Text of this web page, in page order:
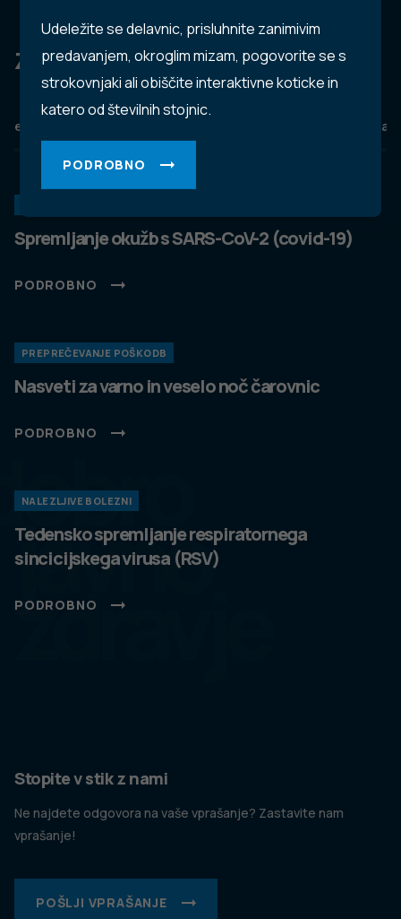
Udeležite se delavnic, prisluhnite zanimivim
predavanjem, okroglim mizam, pogovorite se s
strokovnjaki ali obiščite interaktivne koticke in
katero od številnih stojnic.
PODROBNO
javno
zdravje
Za dobro javno zdravje
eZdravje
Spremljanje okužb s SARS-CoV-2 (covid-19)
PODROBNO
PREPREČEVANJE POŠKODB
Nasveti za varno in veselo noč čarovnic
PODROBNO
NALEZLJIVE BOLEZNI
Tedensko spremljanje respiratornega
sincicijskega virusa (RSV)
PODROBNO
Stopite v stik z nami
Ne najdete odgovora na vaše vprašanje? Zastavite nam
vprašanje!
POŠLJI VPRAŠANJE